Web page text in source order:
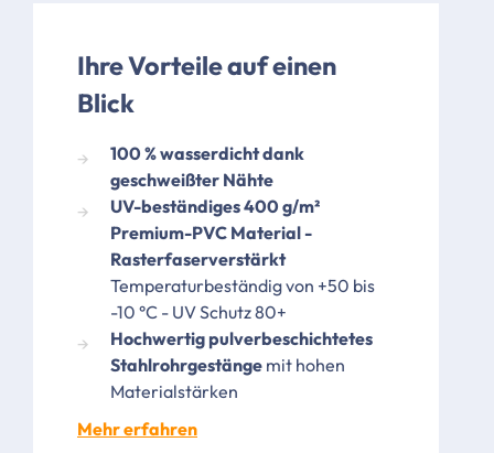
Ihre Vorteile auf einen
Blick
100 % wasserdicht dank
geschweißter Nähte
UV-beständiges 400 g/m²
Premium-PVC Material -
Rasterfaserverstärkt
Temperaturbeständig von +50 bis
-10 °C - UV Schutz 80+
Hochwertig pulverbeschichtetes
Stahlrohrgestänge mit hohen
Materialstärken
Mehr erfahren